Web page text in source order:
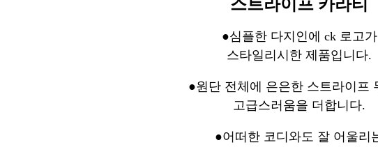
스트라이프 카라티
●심플한 다지인에 ck 로고가
스타일리시한 제품입니다.
●원단 전체에 은은한 스트라이프
고급스러움을 더합니다.
●어떠한 코디와도 잘 어울리